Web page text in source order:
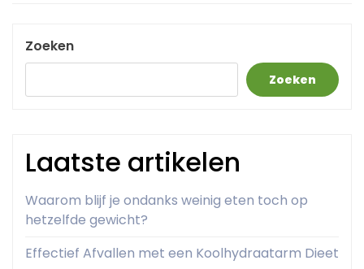
Zoeken
Zoeken
Laatste artikelen
Waarom blijf je ondanks weinig eten toch op
hetzelfde gewicht?
Effectief Afvallen met een Koolhydraatarm Dieet